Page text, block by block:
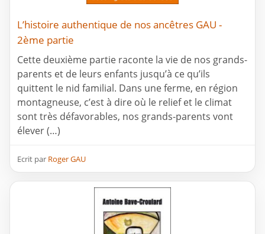
L’histoire authentique de nos ancêtres GAU -
2ème partie
Cette deuxième partie raconte la vie de nos grands-
parents et de leurs enfants jusqu’à ce qu’ils
quittent le nid familial. Dans une ferme, en région
montagneuse, c’est à dire où le relief et le climat
sont très défavorables, nos grands-parents vont
élever (…)
Ecrit par Roger GAU